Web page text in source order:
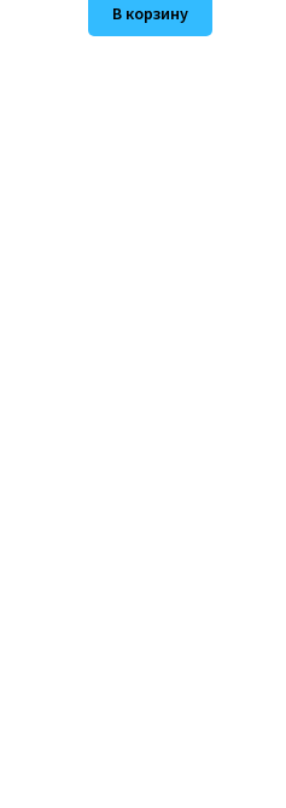
В корзину